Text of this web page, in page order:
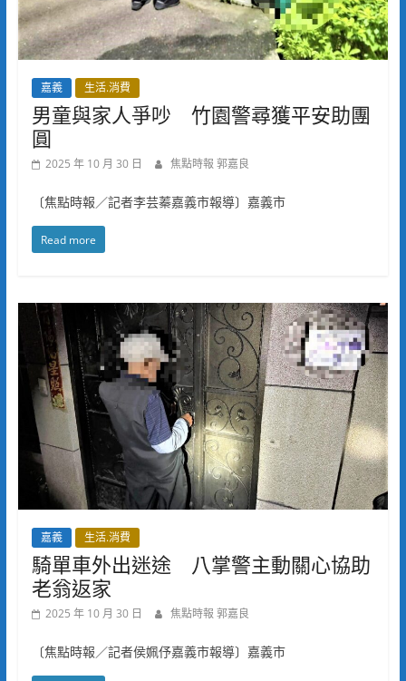
嘉義 生活.消費
男童與家人爭吵 竹園警尋獲平安助團
圓
2025 年 10 月 30 日 焦點時報 郭嘉良
〔焦點時報／記者李芸蓁嘉義市報導〕嘉義市
Read more
嘉義 生活.消費
騎單車外出迷途 八掌警主動關心協助
老翁返家
2025 年 10 月 30 日 焦點時報 郭嘉良
〔焦點時報／記者侯姵伃嘉義市報導〕嘉義市